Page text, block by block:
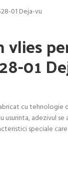
01 Deja-vu
vlies
01
cu tehnologie
adezivul
speciale